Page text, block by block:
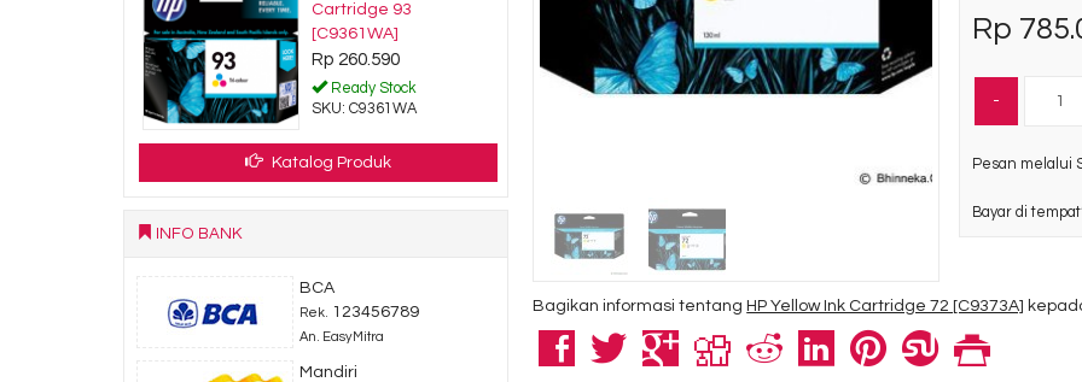
Rp
-
Pesan melalui
Bayar di
Bagikan informasi tentangHP Yellow Ink Cartridge 72 [C9373A]
Cartridge 93
[C9361WA]
Rp 260.590
Ready Stock
SKU: C9361WA
Cartridge 564
[CB319WA]
Rp 112.270
Ready Stock
Katalog Produk
INFO BANK
BCA
Rek. 123456789
An. EasyMitra
Mandiri